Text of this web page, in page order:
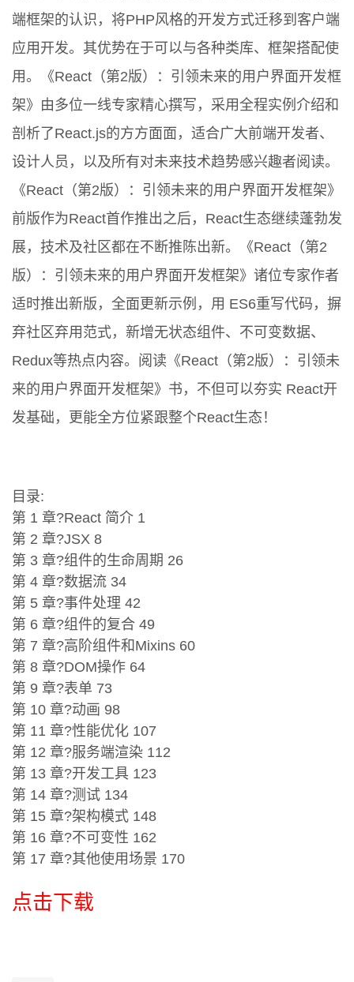
端框架的认识，将PHP风格的开发方式迁移到客户端
应用开发。其优势在于可以与各种类库、框架搭配使
用。《React（第2版）：引领未来的用户界面开发框
架》由多位一线专家精心撰写，采用全程实例介绍和
剖析了React.js的方方面面，适合广大前端开发者、
设计人员，以及所有对未来技术趋势感兴趣者阅读。
《React（第2版）：引领未来的用户界面开发框架》
前版作为React首作推出之后，React生态继续蓬勃发
展，技术及社区都在不断推陈出新。《React（第2
版）：引领未来的用户界面开发框架》诸位专家作者
适时推出新版，全面更新示例，用 ES6重写代码，摒
弃社区弃用范式，新增无状态组件、不可变数据、
Redux等热点内容。阅读《React（第2版）：引领未
来的用户界面开发框架》书，不但可以夯实 React开
发基础，更能全方位紧跟整个React生态！
目录:
第 1 章?React 简介 1
第 2 章?JSX 8
第 3 章?组件的生命周期 26
第 4 章?数据流 34
第 5 章?事件处理 42
第 6 章?组件的复合 49
第 7 章?高阶组件和Mixins 60
第 8 章?DOM操作 64
第 9 章?表单 73
第 10 章?动画 98
第 11 章?性能优化 107
第 12 章?服务端渲染 112
第 13 章?开发工具 123
第 14 章?测试 134
第 15 章?架构模式 148
第 16 章?不可变性 162
第 17 章?其他使用场景 170
点击下载